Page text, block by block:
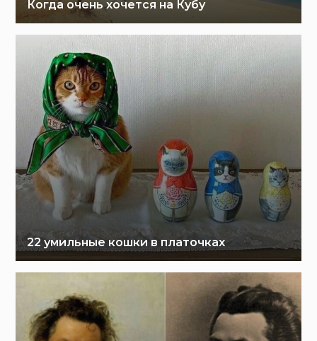
Когда очень хочется на Кубу
22 умильные кошки в платочках